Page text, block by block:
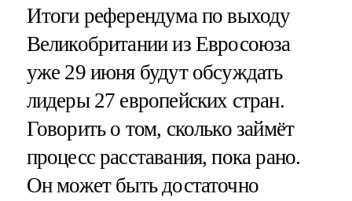
Итоги референдума по выходу
Великобритании из Евросоюза
уже 29 июня будут обсуждать
лидеры 27 европейских стран.
Говорить о том, сколько займёт
процесс расставания, пока рано.
Он может быть достаточно